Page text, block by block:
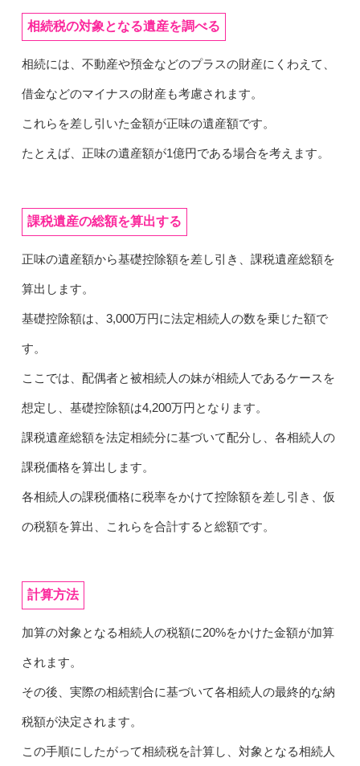
相続税の対象となる遺産を調べる
相続には、不動産や預金などのプラスの財産にくわえて、
借金などのマイナスの財産も考慮されます。
これらを差し引いた金額が正味の遺産額です。
たとえば、正味の遺産額が1億円である場合を考えます。
課税遺産の総額を算出する
正味の遺産額から基礎控除額を差し引き、課税遺産総額を
算出します。
基礎控除額は、3,000万円に法定相続人の数を乗じた額で
す。
ここでは、配偶者と被相続人の妹が相続人であるケースを
想定し、基礎控除額は4,200万円となります。
課税遺産総額を法定相続分に基づいて配分し、各相続人の
課税価格を算出します。
各相続人の課税価格に税率をかけて控除額を差し引き、仮
の税額を算出、これらを合計すると総額です。
計算方法
加算の対象となる相続人の税額に20%をかけた金額が加算
されます。
その後、実際の相続割合に基づいて各相続人の最終的な納
税額が決定されます。
この手順にしたがって相続税を計算し、対象となる相続人